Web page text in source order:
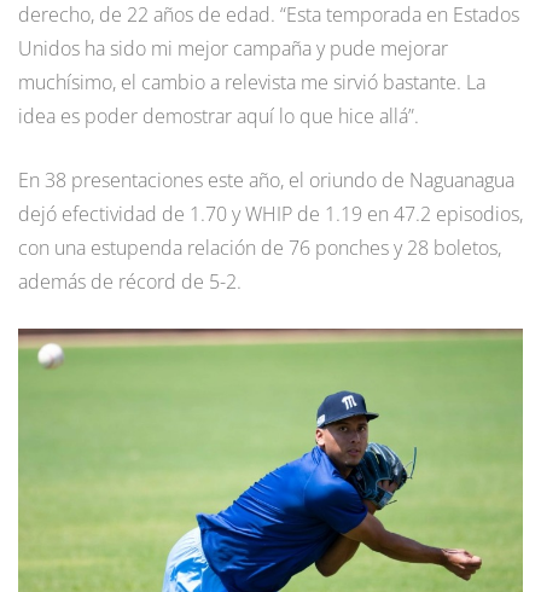
derecho, de 22 años de edad. “Esta temporada en Estados
Unidos ha sido mi mejor campaña y pude mejorar
muchísimo, el cambio a relevista me sirvió bastante. La
idea es poder demostrar aquí lo que hice allá”.
En 38 presentaciones este año, el oriundo de Naguanagua
dejó efectividad de 1.70 y WHIP de 1.19 en 47.2 episodios,
con una estupenda relación de 76 ponches y 28 boletos,
además de récord de 5-2.